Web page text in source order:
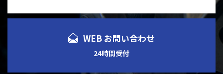
WEB お問い合わせ
24時間受付